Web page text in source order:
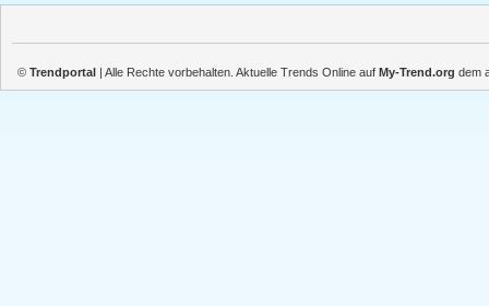
© Trendportal | Alle Rechte vorbehalten. Aktuelle Trends Online auf My-Trend.org dem